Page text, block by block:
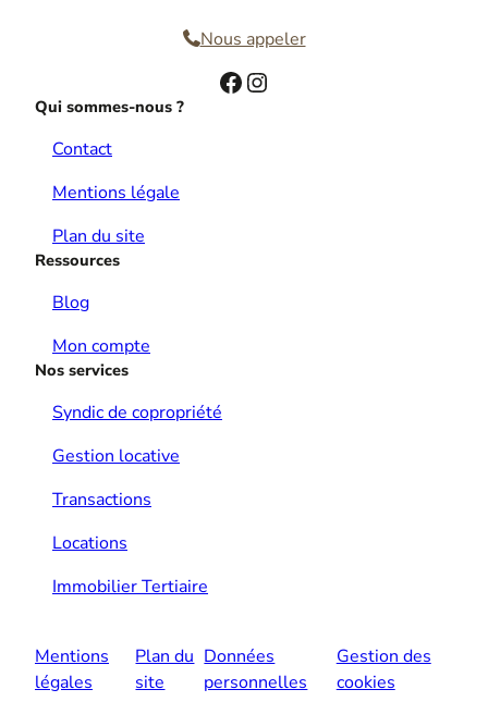
Nous appeler
Facebook Instagram
Qui sommes-nous ?
Contact
Mentions légale
Plan du site
Ressources
Blog
Mon compte
Nos services
Syndic de copropriété
Gestion locative
Transactions
Locations
Immobilier Tertiaire
Mentions
légales
Plan du
site
Données
personnelles
Gestion des
cookies